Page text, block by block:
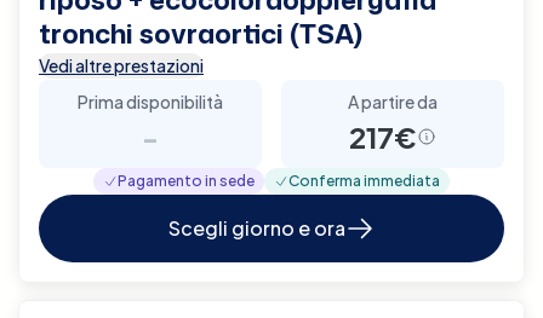
tronchi sovraortici (TSA)
Vedi altre prestazioni
Prima disponibilità
-
A partire da
217€
Pagamento in sede Conferma immediata
Scegli giorno e ora